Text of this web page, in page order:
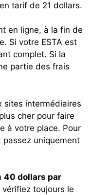
tarif de 21 dollars.
en ligne, à la fin de
Si votre ESTA est
complet. Si la
partie des frais
sites intermédiaires
cher pour faire
à votre place. Pour
passez uniquement
40 dollars par
toujours le